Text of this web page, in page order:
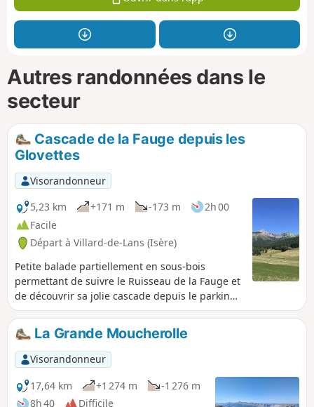
Autres randonnées dans le
secteur
Cascade de la Fauge depuis les
Glovettes
Visorandonneur
5,23 km
+171 m -173 m
2h 00
Facile
Départ à Villard-de-Lans (Isère)
Petite balade partiellement en sous-bois
permettant de suivre le Ruisseau de la Fauge et
de découvrir sa jolie cascade depuis le parking
des Glovettes. Possibilité de partir également
depuis le parking des Clos, ce qui réduira sa
longueur et évitera la partie bitumée et
ensoleillée (mais sans le beau panorama...).
La Grande Moucherolle
Visorandonneur
17,64 km
+1 274 m
-1 276 m
8h 40
Difficile